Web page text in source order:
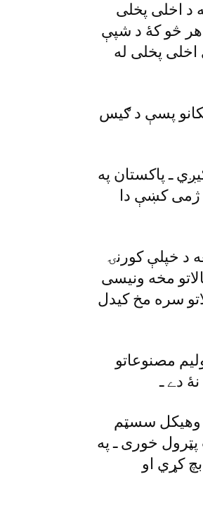
د اخلى پخلى
هر څو کۀ د شپې
پخلى له
پسې د ګيس
ـ پاکستان په
ژمى کښې دا
ـ هغه د خپلې کورنۍ
مخه ونيسى
سره مخ کيدل
مصنوعاتو
دے ـ
د وهيکل سسټم
خورى ـ په
کړي او